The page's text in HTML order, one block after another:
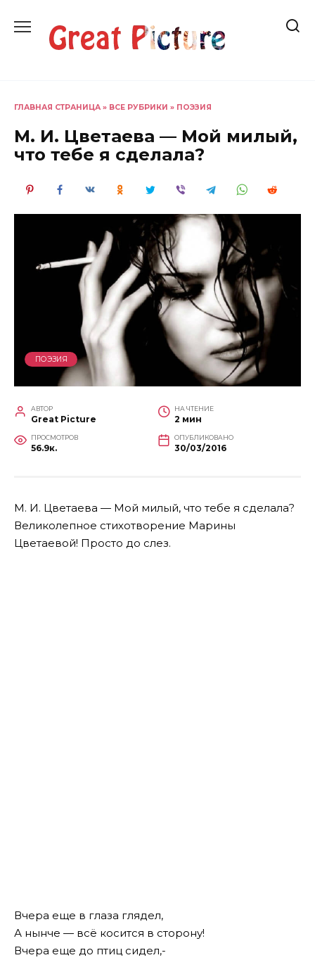
содержанию
ГЛАВНАЯ СТРАНИЦА » ВСЕ РУБРИКИ » ПОЭЗИЯ
М. И. Цветаева — Мой милый,
что тебе я сделала?
ПОЭЗИЯ
АВТОР
Great Picture
НА ЧТЕНИЕ
2 мин
ПРОСМОТРОВ
56.9к.
ОПУБЛИКОВАНО
30/03/2016
М. И. Цветаева — Мой милый, что тебе я сделала?
Великолепное стихотворение Марины
Цветаевой! Просто до слез.
Вчера еще в глаза глядел,
А нынче — всё косится в сторону!
Вчера еще до птиц сидел,-